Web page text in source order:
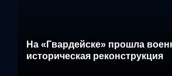
На «Гвардейске» прошла
историческая реконструкция